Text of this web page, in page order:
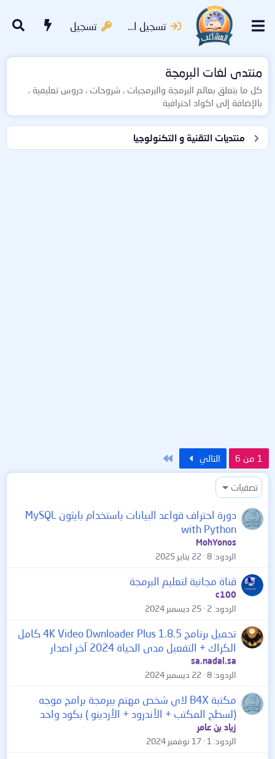
تسجيل الدخول تسجيل
منتدى لغات البرمجة
كل ما يتعلق بعالم البرمجة والبرمجيات ، شروحات ، دروس تعليمية ،
بالإضافة إلى اكواد احترافية
منتديات التقنية و التكنولوجيا
1 من 6 التالي
تصفيات
دورة احتراف قواعد البيانات باستخدام بايثون MySQL
with Python
MohYonos
الردود 8 22 يناير 2025
قناة مجانية لتعليم البرمجة
c100
الردود 2 25 ديسمبر 2024
تحميل برنامج 4K Video Dwnloader Plus 1.8.5 كامل
الكراك + التفعيل مدى الحياة 2024 آخر اصدار
sa.nadal.sa
الردود 8 22 ديسمبر 2024
مكتبة B4X لاي شخص مهتم ببرمجة برامج موجه
(لسطح المكتب + الأندرود + الأردينو ) بكود واحد
زياد بن عامر
الردود 1 17 نوفمبر 2024